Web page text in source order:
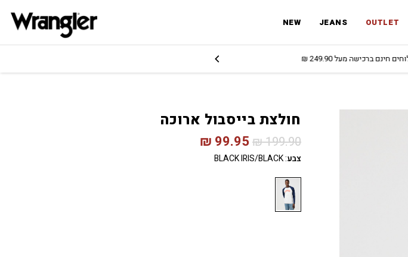
OUTLET
JEANS
NEW
מעל 249.90 ₪
חולצת בייסבול ארוכה
₪199.90
₪ 99.95
צבע:
BLACK IRIS/BLACK